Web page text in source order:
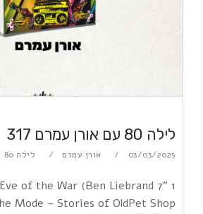
לילה 80 עם אורן עמרם 317
03/03/2025 אורן עמרם לילה 80
Eve of the War (Ben Liebrand 7"
Mode – Stories of OldPet Shop